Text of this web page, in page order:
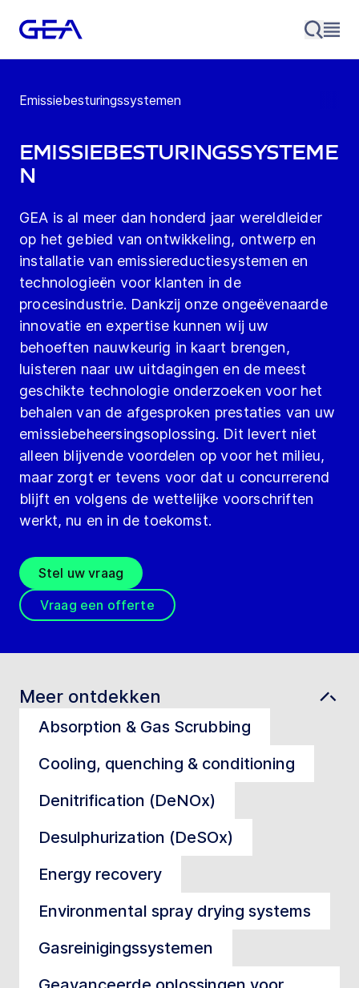
Emissiebesturingssystemen
Emissiebesturingssysteme
n
GEA is al meer dan honderd jaar wereldleider
op het gebied van ontwikkeling, ontwerp en
installatie van emissiereductiesystemen en
technologieën voor klanten in de
procesindustrie. Dankzij onze ongeëvenaarde
innovatie en expertise kunnen wij uw
behoeften nauwkeurig in kaart brengen,
luisteren naar uw uitdagingen en de meest
geschikte technologie onderzoeken voor het
behalen van de afgesproken prestaties van uw
emissiebeheersingsoplossing. Dit levert niet
alleen blijvende voordelen op voor het milieu,
maar zorgt er tevens voor dat u concurrerend
blijft en volgens de wettelijke voorschriften
werkt, nu en in de toekomst.
Stel uw vraag
Vraag een offerte
Meer ontdekken
Absorption & Gas Scrubbing
Cooling, quenching & conditioning
Denitrification (DeNOx)
Desulphurization (DeSOx)
Energy recovery
Environmental spray drying systems
Gasreinigingssystemen